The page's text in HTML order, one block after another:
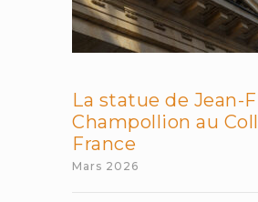
La statue de Jean-
Champollion au
France
Mars 2026